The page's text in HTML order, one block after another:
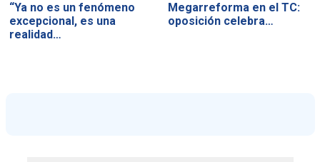
“Ya no es un fenómeno
excepcional, es una
realidad…
Megarreforma en el TC:
oposición celebra…